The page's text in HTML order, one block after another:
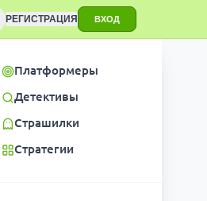
РЕГИСТРАЦИЯ ВХОД
Платформеры
Детективы
Страшилки
Стратегии